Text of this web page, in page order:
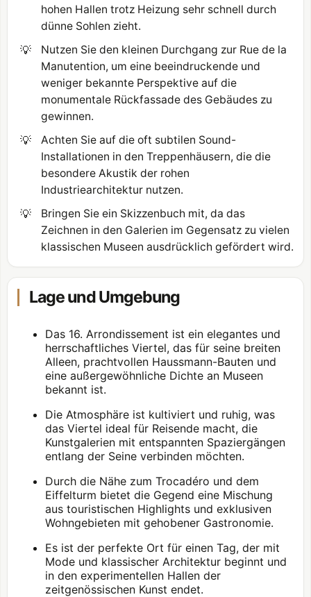
hohen Hallen trotz Heizung sehr schnell durch
dünne Sohlen zieht.
💡
Nutzen Sie den kleinen Durchgang zur Rue de la
Manutention, um eine beeindruckende und
weniger bekannte Perspektive auf die
monumentale Rückfassade des Gebäudes zu
gewinnen.
💡
Achten Sie auf die oft subtilen Sound-
Installationen in den Treppenhäusern, die die
besondere Akustik der rohen
Industriearchitektur nutzen.
💡
Bringen Sie ein Skizzenbuch mit, da das
Zeichnen in den Galerien im Gegensatz zu vielen
klassischen Museen ausdrücklich gefördert wird.
Lage und Umgebung
Das 16. Arrondissement ist ein elegantes und
herrschaftliches Viertel, das für seine breiten
Alleen, prachtvollen Haussmann-Bauten und
eine außergewöhnliche Dichte an Museen
bekannt ist.
Die Atmosphäre ist kultiviert und ruhig, was
das Viertel ideal für Reisende macht, die
Kunstgalerien mit entspannten Spaziergängen
entlang der Seine verbinden möchten.
Durch die Nähe zum Trocadéro und dem
Eiffelturm bietet die Gegend eine Mischung
aus touristischen Highlights und exklusiven
Wohngebieten mit gehobener Gastronomie.
Es ist der perfekte Ort für einen Tag, der mit
Mode und klassischer Architektur beginnt und
in den experimentellen Hallen der
zeitgenössischen Kunst endet.